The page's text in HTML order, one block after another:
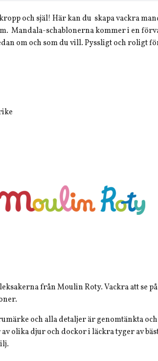
och själ! Här kan du skapa vackra
Mandala-schablonerna kommer i en
om och som du vill. Pyssligt och roligt
från Moulin Roty. Vackra att se
och alla detaljer är genomtänkta
olika djur och dockor i läckra tyger av